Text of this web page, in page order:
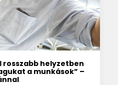
rosszabb helyzetben
a munkások” –